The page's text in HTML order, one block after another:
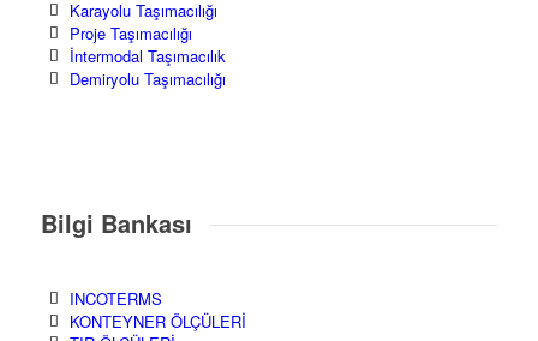
Karayolu Taşımacılığı
Proje Taşımacılığı
İntermodal Taşımacılık
Demiryolu Taşımacılığı
Bilgi Bankası
INCOTERMS
KONTEYNER ÖLÇÜLERİ